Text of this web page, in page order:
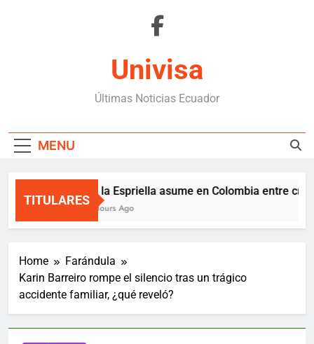
Univisa
Últimas Noticias Ecuador
MENU
TITULARES
De la Espriella asume en Colombia entre
4 Hours Ago
Home
Farándula
Karin Barreiro rompe el silencio tras un trágico
accidente familiar, ¿qué reveló?